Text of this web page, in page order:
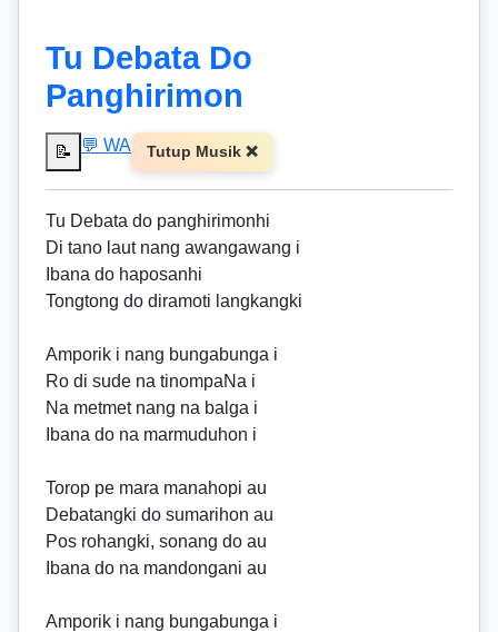
Tu Debata Do
Panghirimon
📝 💬 WA Tutup Musik ❌
Tu Debata do panghirimonhi
Di tano laut nang awangawang i
Ibana do haposanhi
Tongtong do diramoti langkangki
Amporik i nang bungabunga i
Ro di sude na tinompaNa i
Na metmet nang na balga i
Ibana do na marmuduhon i
Torop pe mara manahopi au
Debatangki do sumarihon au
Pos rohangki, sonang do au
Ibana do na mandongani au
Amporik i nang bungabunga i